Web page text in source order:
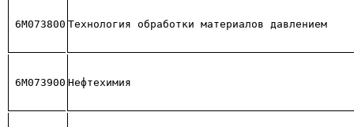
6М073800 Технология обработки материалов давлением
6М073900 Нефтехимия